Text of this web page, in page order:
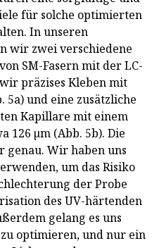
für solche optimierten
In unseren
wir zwei verschiedene
SM-Fasern mit der LC-
präzises Kleben mit
und eine zusätzliche
Kapillare mit einem
126 µm (Abb. 5b). Die
genau. Wir haben uns
um das Risiko
der Probe
des UV-härtenden
gelang es uns
optimieren, und nur ein